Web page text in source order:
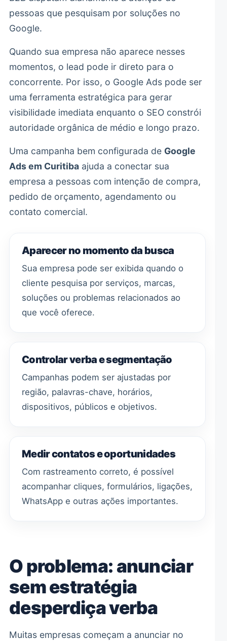
pessoas que pesquisam por soluções no
Google.
Quando sua empresa não aparece nesses
momentos, o lead pode ir direto para o
concorrente. Por isso, o Google Ads pode ser
uma ferramenta estratégica para gerar
visibilidade imediata enquanto o SEO constrói
autoridade orgânica de médio e longo prazo.
Uma campanha bem configurada de Google
Ads em Curitiba ajuda a conectar sua
empresa a pessoas com intenção de compra,
pedido de orçamento, agendamento ou
contato comercial.
Aparecer no momento da busca
Sua empresa pode ser exibida quando o
cliente pesquisa por serviços, marcas,
soluções ou problemas relacionados ao
que você oferece.
Controlar verba e segmentação
Campanhas podem ser ajustadas por
região, palavras-chave, horários,
dispositivos, públicos e objetivos.
Medir contatos e oportunidades
Com rastreamento correto, é possível
acompanhar cliques, formulários, ligações,
WhatsApp e outras ações importantes.
O problema: anunciar
sem estratégia
desperdiça verba
Muitas empresas começam a anunciar no